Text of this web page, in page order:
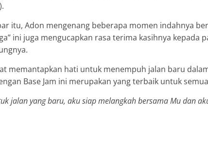
itu, Adon mengenang beberapa momen indahnya
ini juga mengucapkan rasa terima kasihnya kepada
memantapkan hati untuk menempuh jalan baru
Base Jam ini merupakan yang terbaik untuk
jalan yang baru, aku siap melangkah bersama Mu dan